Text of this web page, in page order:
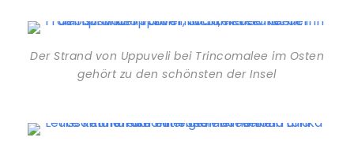
Der Strand von Uppuveli bei Trincomalee im Osten
gehört zu den schönsten der Insel